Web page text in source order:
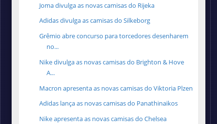
Joma divulga as novas camisas do Rijeka
Adidas divulga as camisas do Silkeborg
Grêmio abre concurso para torcedores desenharem
no...
Nike divulga as novas camisas do Brighton & Hove
A...
Macron apresenta as novas camisas do Viktoria Plzen
Adidas lança as novas camisas do Panathinaikos
Nike apresenta as novas camisas do Chelsea